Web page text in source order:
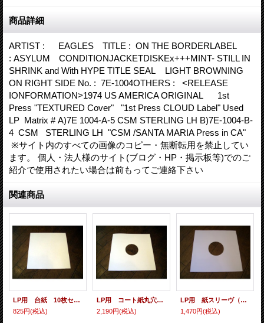
商品詳細
ARTIST : EAGLES TITLE : ON THE BORDERLABEL
: ASYLUM CONDITIONJACKETDISKEx+++MINT- STILL IN
SHRINK and With HYPE TITLE SEAL LIGHT BROWNING
ON RIGHT SIDE No. : 7E-1004OTHERS : <RELEASE
IONFORMATION>1974 US AMERICA ORIGINAL 1st
Press "TEXTURED Cover" "1st Press CLOUD Label" Used
LP Matrix # A)7E 1004-A-5 CSM STERLING LH B)7E-1004-B-
4 CSM STERLING LH "CSM /SANTA MARIA Press in CA"
※サイト内のすべての画像のコピー・無断転用を禁止してい
ます。 個人・法人様のサイト(ブログ・HP・掲示板等)でのご
紹介で使用されたい場合は前もってご連絡下さい
関連商品
LP用 台紙 10枚セット
825円(税込)
LP用 コート紙丸穴ジャケ 10枚セット
2,190円(税込)
LP用 紙スリーヴ（レギュラー 四角の角） 10枚セット
1,470円(税込)